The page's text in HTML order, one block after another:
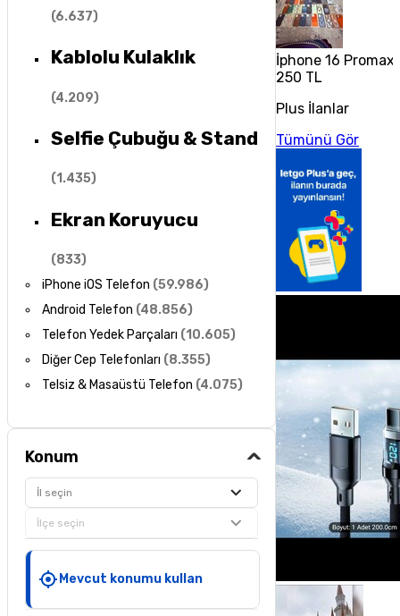
(6.637)
Kablolu Kulaklık
(4.209)
Selfie Çubuğu & Stand
(1.435)
Ekran Koruyucu
(833)
iPhone iOS Telefon (59.986)
Android Telefon (48.856)
Telefon Yedek Parçaları (10.605)
Diğer Cep Telefonları (8.355)
Telsiz & Masaüstü Telefon (4.075)
Konum
İl seçin
İlçe seçin
Mevcut konumu kullan
İphone 16 Promax
250 TL
Plus İlanlar
Tümünü Gör